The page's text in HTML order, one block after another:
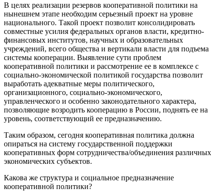
В целях реализации резервов кооперативной политики на
нынешнем этапе необходим серьезный проект на уровне
национального. Такой проект позволит консолидировать
совместные усилия федеральных органов власти, кредитно-
финансовых институтов, научных и образовательных
учреждений, всего общества и вертикали власти для подъема
системы кооперации. Выявление сути проблем
кооперативной политики и рассмотрение ее в комплексе с
социально-экономической политикой государства позволит
выработать адекватные меры политического,
организационного, социально-экономического,
управленческого и особенно законодательного характера,
позволяющие возродить кооперацию в России, поднять ее на
уровень, соответствующий ее предназначению.
Таким образом, сегодня кооперативная политика должна
опираться на систему государственной поддержки
кооперативных форм сотрудничества/объединения различных
экономических субъектов.
Какова же структура и социальное предназначение
кооперативной политики?